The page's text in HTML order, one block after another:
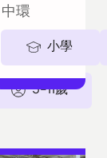
5-11歲
中環
小學